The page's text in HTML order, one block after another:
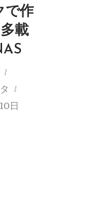
で作
載
日